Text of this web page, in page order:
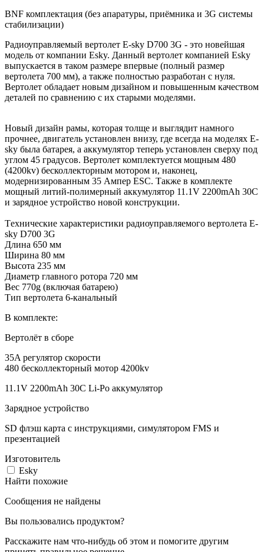
BNF комплектация (без апаратуры, приёмника и 3G системы
стабилизации)
Радиоуправляемый вертолет E-sky D700 3G - это новейшая
модель от компании Esky. Данный вертолет компанией Esky
выпускается в таком размере впервые (полный размер
вертолета 700 мм), а также полностью разработан с нуля.
Вертолет обладает новым дизайном и повышенным качеством
деталей по сравнению с их старыми моделями.
Новый дизайн рамы, которая толще и выглядит намного
прочнее, двигатель установлен внизу, где всегда на моделях E-
sky была батарея, а аккумулятор теперь установлен сверху под
углом 45 градусов. Вертолет комплектуется мощным 480
(4200kv) бесколлекторным мотором и, наконец,
модернизированным 35 Ампер ESC. Также в комплекте
мощный литий-полимерный аккумулятор 11.1V 2200mAh 30C
и зарядное устройство новой конструкции.
Tехнические характеристики радиоуправляемого вертолета E-
sky D700 3G
Длина 650 мм
Ширина 80 мм
Высота 235 мм
Диаметр главного ротора 720 мм
Вес 770g (включая батарею)
Тип вертолета 6-канальный
В комплекте:
Вертолёт в сборе
35A регулятор скорости
480 бесколлекторный мотор 4200kv
11.1V 2200mAh 30C Li-Po аккумулятор
Зарядное устройство
SD флэш карта с инструкциями, симулятором FMS и
презентацией
Изготовитель
Esky
Найти похожие
Сообщения не найдены
Вы пользовались продуктом?
Расскажите нам что-нибудь об этом и помогите другим